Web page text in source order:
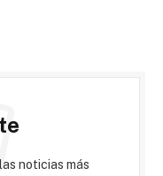
noticias más